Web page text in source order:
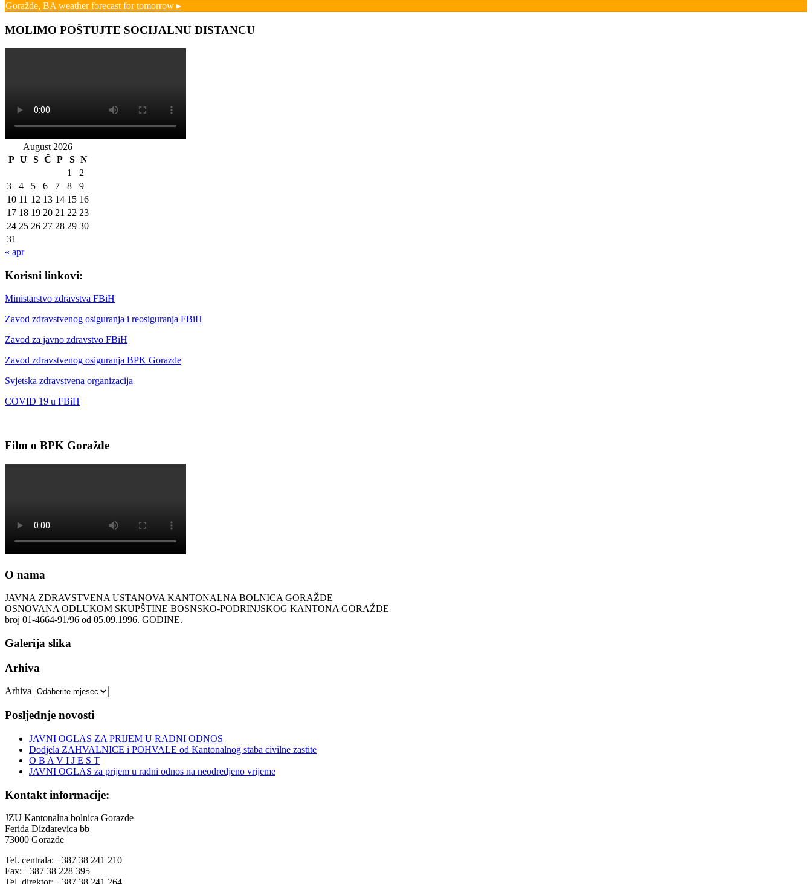
Goražde, BAweather forecast for tomorrow ▸
MOLIMO POŠTUJTE SOCIJALNU DISTANCU
August 2026
P U S Č P S N
1
2
3
4 5 6 7 8
9
10 11 12 13 14 15 16
17 18 19 20 21 22 23
24 25 26 27 28 29 30
31
« apr
Korisni linkovi:
Ministarstvo zdravstva FBiH
Zavod zdravstvenog osiguranja i reosiguranja FBiH
Zavod za javno zdravstvo FBiH
Zavod zdravstvenog osiguranja BPK Gorazde
Svjetska zdravstvena organizacija
COVID 19 u FBiH
Film o BPK Goražde
O nama
JAVNA ZDRAVSTVENA USTANOVA KANTONALNA BOLNICA GORAŽDE
OSNOVANA ODLUKOM SKUPŠTINE BOSNSKO-PODRINJSKOG KANTONA GORAŽDE
broj 01-4664-91/96 od 05.09.1996. GODINE.
Galerija slika
Arhiva
Arhiva
Posljednje novosti
JAVNI OGLAS ZA PRIJEM U RADNI ODNOS
Dodjela ZAHVALNICE i POHVALE od Kantonalnog staba civilne zastite
O B A V I J E S T
JAVNI OGLAS za prijem u radni odnos na neodredjeno vrijeme
Kontakt informacije:
JZU Kantonalna bolnica Gorazde
Ferida Dizdarevica bb
73000 Gorazde
Tel. centrala: +387 38 241 210
Fax: +387 38 228 395